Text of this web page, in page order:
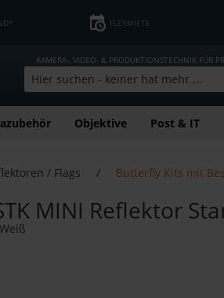
FLEXMIETE
KAMERA-, VIDEO- & PRODUKTIONSTECHNIK FÜR
Objektive Post & IT
/ Flags / Butterfly Kits mit
MINI Reflektor